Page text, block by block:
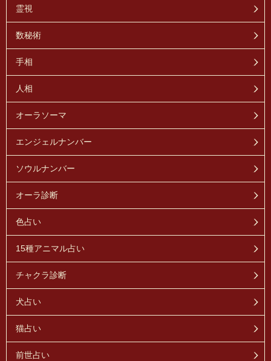
霊視
数秘術
手相
人相
オーラソーマ
エンジェルナンバー
ソウルナンバー
オーラ診断
色占い
15種アニマル占い
チャクラ診断
犬占い
猫占い
前世占い